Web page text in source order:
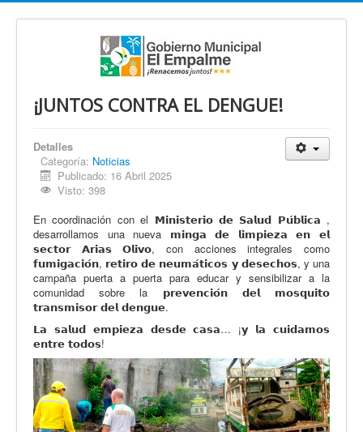
¡JUNTOS CONTRA EL DENGUE!
Detalles
Categoría: Noticias
Publicado: 16 Abril 2025
Visto: 398
En coordinación con el 𝗠𝗶𝗻𝗶𝘀𝘁𝗲𝗿𝗶𝗼 𝗱𝗲 𝗦𝗮𝗹𝘂𝗱 𝗣𝘂́𝗯𝗹𝗶𝗰𝗮 ,
desarrollamos una nueva 𝗺𝗶𝗻𝗴𝗮 𝗱𝗲 𝗹𝗶𝗺𝗽𝗶𝗲𝘇𝗮 𝗲𝗻 𝗲𝗹
𝘀𝗲𝗰𝘁𝗼𝗿 𝗔𝗿𝗶𝗮𝘀 𝗢𝗹𝗶𝘃𝗼, con acciones integrales como
𝗳𝘂𝗺𝗶𝗴𝗮𝗰𝗶𝗼́𝗻, 𝗿𝗲𝘁𝗶𝗿𝗼 𝗱𝗲 𝗻𝗲𝘂𝗺𝗮́𝘁𝗶𝗰𝗼𝘀 𝘆 𝗱𝗲𝘀𝗲𝗰𝗵𝗼𝘀, y una
campaña puerta a puerta para educar y sensibilizar a la
comunidad sobre la 𝗽𝗿𝗲𝘃𝗲𝗻𝗰𝗶𝗼́𝗻 𝗱𝗲𝗹 𝗺𝗼𝘀𝗾𝘂𝗶𝘁𝗼
𝘁𝗿𝗮𝗻𝘀𝗺𝗶𝘀𝗼𝗿 𝗱𝗲𝗹 𝗱𝗲𝗻𝗴𝘂𝗲.
𝗟𝗮 𝘀𝗮𝗹𝘂𝗱 𝗲𝗺𝗽𝗶𝗲𝘇𝗮 𝗱𝗲𝘀𝗱𝗲 𝗰𝗮𝘀𝗮… ¡𝘆 𝗹𝗮 𝗰𝘂𝗶𝗱𝗮𝗺𝗼𝘀
𝗲𝗻𝘁𝗿𝗲 𝘁𝗼𝗱𝗼𝘀!